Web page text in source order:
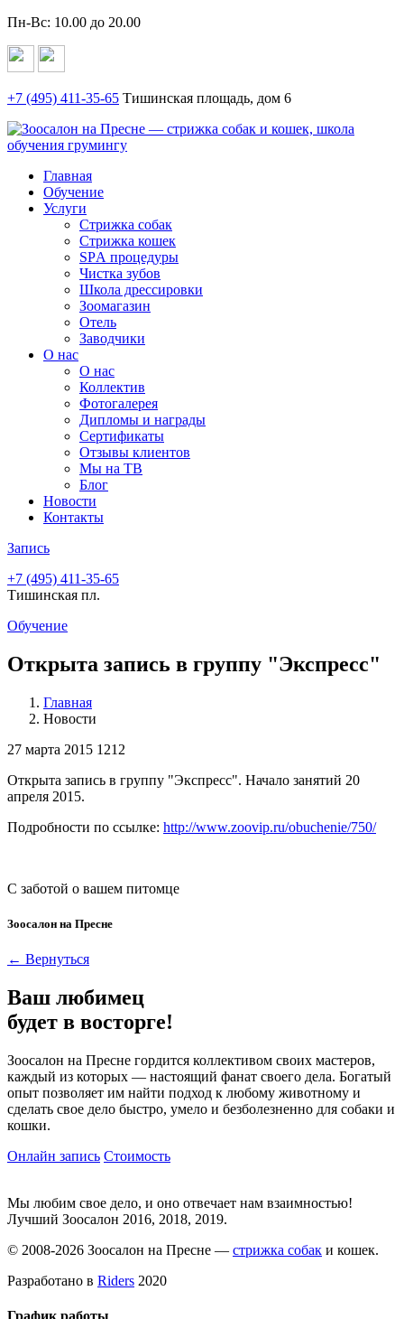
Пн-Вс: 10.00 до 20.00
+7 (495) 411-35-65 Тишинская площадь, дом 6
Главная
Обучение
Услуги
Стрижка собак
Стрижка кошек
SPА процедуры
Чистка зубов
Школа дрессировки
Зоомагазин
Отель
Заводчики
О нас
О нас
Коллектив
Фотогалерея
Дипломы и награды
Сертификаты
Отзывы клиентов
Мы на ТВ
Блог
Новости
Контакты
Запись
+7 (495) 411-35-65
Тишинская пл.
Обучение
Открыта запись в группу "Экспресс"
Главная
Новости
27 марта 2015 1212
Открыта запись в группу "Экспресс". Начало занятий 20
апреля 2015.
Подробности по ссылке: http://www.zoovip.ru/obuchenie/750/
С заботой о вашем питомце
Зоосалон на Пресне
← Вернуться
Ваш любимец
будет в восторге!
Зоосалон на Пресне гордится коллективом своих мастеров,
каждый из которых — настоящий фанат своего дела. Богатый
опыт позволяет им найти подход к любому животному и
сделать свое дело быстро, умело и безболезненно для собаки и
кошки.
Онлайн запись Стоимость
Мы любим свое дело, и оно отвечает нам взаимностью!
Лучший Зоосалон 2016, 2018, 2019.
© 2008-2026 Зоосалон на Пресне — стрижка собак и кошек.
Разработано в Riders 2020